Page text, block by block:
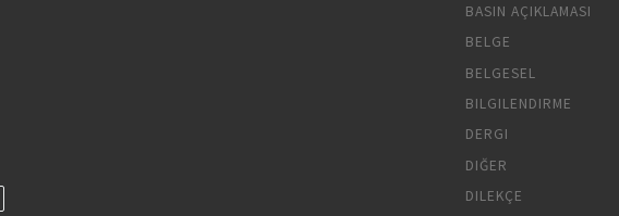
BASIN AÇIKLAMASI
BELGE
BELGESEL
BILGILENDIRME
DERGI
DIĞER
DILEKÇE